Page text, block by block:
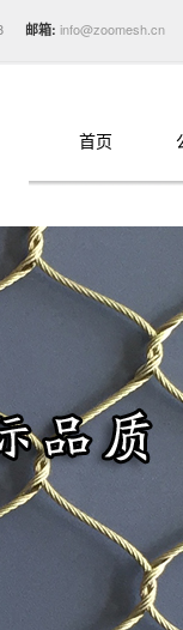
邮箱: info@zoomesh.cn
首页